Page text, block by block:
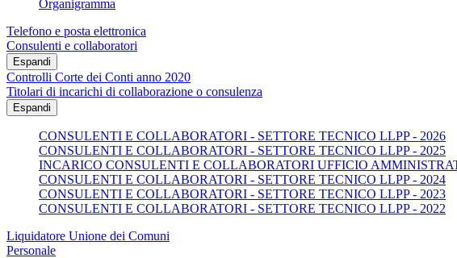
Organigramma
Telefono e posta elettronica
Consulenti e collaboratori
Espandi
Controlli Corte dei Conti anno 2020
Titolari di incarichi di collaborazione o consulenza
Espandi
CONSULENTI E COLLABORATORI - SETTORE TECNICO LLPP - 2026
CONSULENTI E COLLABORATORI - SETTORE TECNICO LLPP - 2025
INCARICO CONSULENTI E COLLABORATORI UFFICIO
CONSULENTI E COLLABORATORI - SETTORE TECNICO LLPP - 2024
CONSULENTI E COLLABORATORI - SETTORE TECNICO LLPP - 2023
CONSULENTI E COLLABORATORI - SETTORE TECNICO LLPP - 2022
Liquidatore Unione dei Comuni
Personale